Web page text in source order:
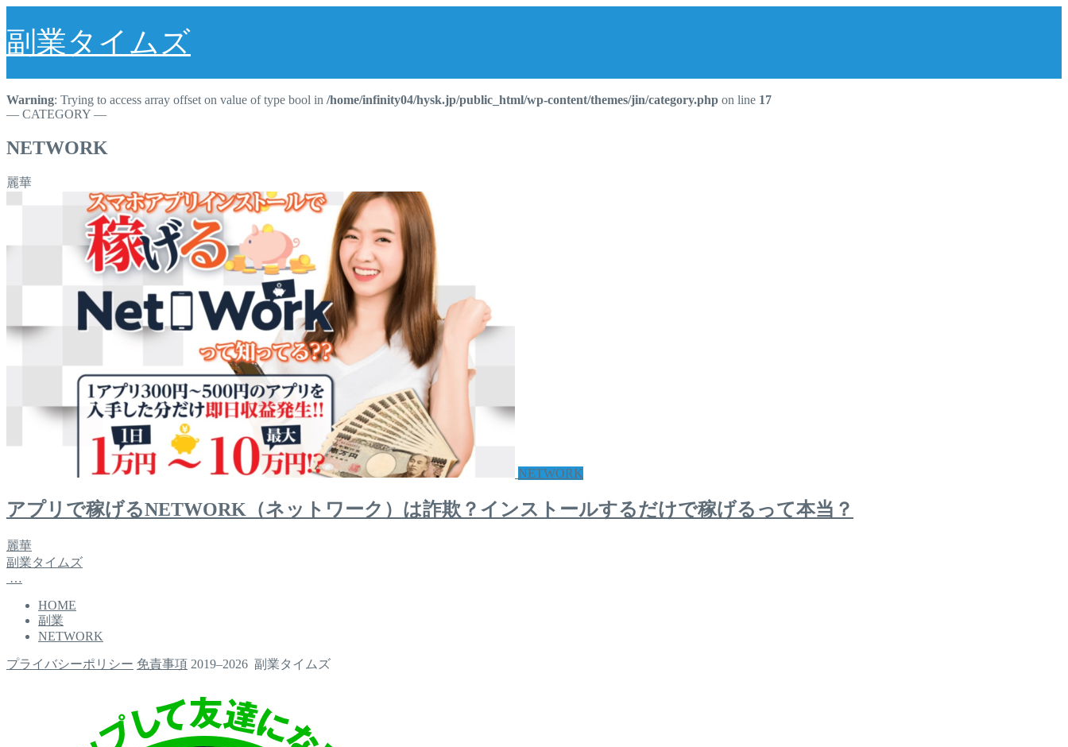
副業タイムズ
Warning: Trying to access array offset on value of type bool in /home/infinity04/hysk.jp/public_html/wp-content/themes/jin/category.php on line 17
― CATEGORY ―
NETWORK
麗華
NETWORK
アプリで稼げるNETWORK（ネットワーク）は詐欺？インストールするだけで稼げるって本当？
麗華
副業タイムズ
…
HOME
副業
NETWORK
プライバシーポリシー 免責事項 2019–2026 副業タイムズ